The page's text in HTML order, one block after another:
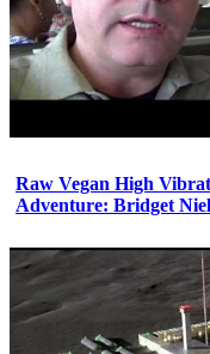
Raw Vegan High
Adventure: Bridget